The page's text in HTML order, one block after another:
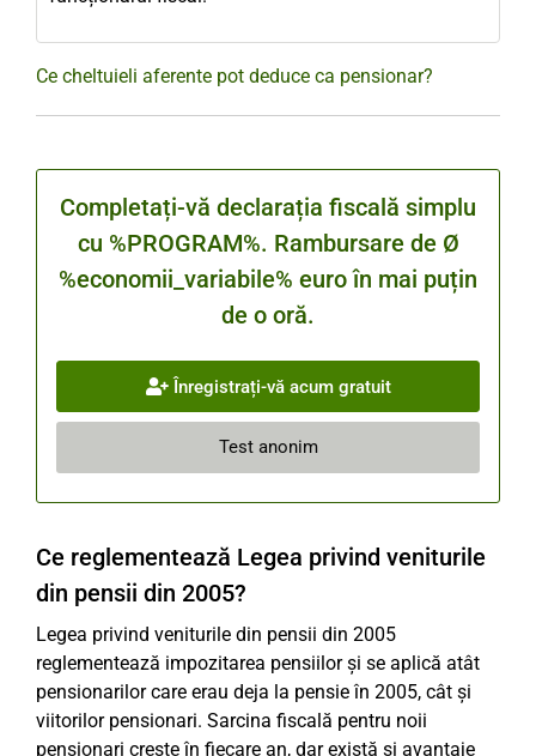
Ce cheltuieli aferente pot deduce ca pensionar?
Completați-vă declarația fiscală simplu
cu %PROGRAM%. Rambursare de Ø
%economii_variabile% euro în mai puțin
de o oră.
Înregistrați-vă acum gratuit
Test anonim
Ce reglementează Legea privind veniturile
din pensii din 2005?
Legea privind veniturile din pensii din 2005
reglementează impozitarea pensiilor și se aplică atât
pensionarilor care erau deja la pensie în 2005, cât și
viitorilor pensionari. Sarcina fiscală pentru noii
pensionari crește în fiecare an, dar există și avantaje